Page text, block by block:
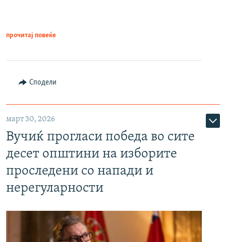
прочитај повеќе
Сподели
март 30, 2026
Вучиќ прогласи победа во сите
десет општини на изборите
проследени со напади и
нерегуларности